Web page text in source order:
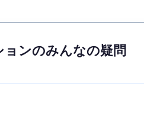
ンのみんなの疑問